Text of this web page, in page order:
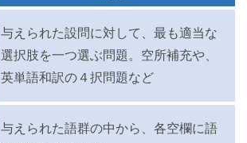
与えられた設問に対して、最も適当な
選択肢を一つ選ぶ問題。空所補充や、
英単語和訳の４択問題など
与えられた語群の中から、各空欄に語